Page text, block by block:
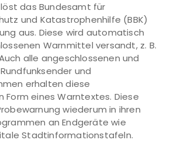
löst das Bundesamt für
und Katastrophenhilfe (BBK)
aus. Diese wird automatisch
Warnmittel versandt, z. B.
alle angeschlossenen und
und
erhalten diese
Form eines Warntextes. Diese
wiederum in ihren
an Endgeräte wie
Stadtinformationstafeln.